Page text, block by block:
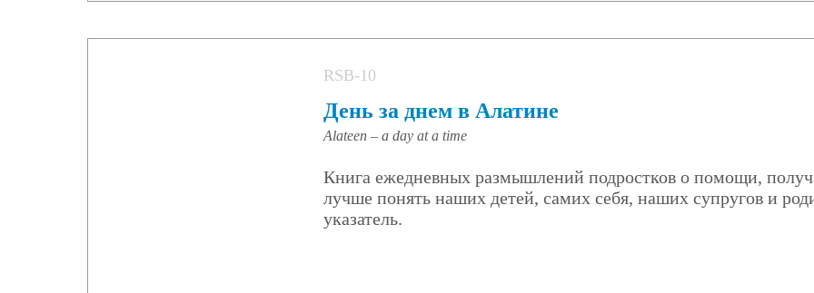
RSB-10
День за днем в Алатине
Alateen – a day at a time
Книга ежедневных размышлений подростков о помощи,
лучше понять наших детей, самих себя, наших супругов и
указатель.